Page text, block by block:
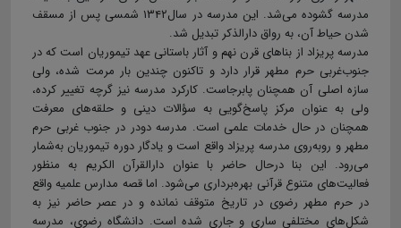
مدرسه گشوده می‌شد. این مدرسه در سال۱۳۴۲ شمسی پس از مسقف
شدن حیاط آن، به رواق دارالذکر تبدیل شد.
مدرسە پریزاد از بناهای قرن نهم و آثار باستانی عهد تیموریان است که در
جنوب‌غربی حرم مطهر قرار دارد و تاکنون چندین بار مرمت شده، ولی
سازە اصلی آن همچنان پابرجاست. کارکرد مدرسه نیز گرچه تغییر کرده،
ولی به عنوان مرکز پاسخ‌گویی به سؤالات دینی و حلقه‌های معرفت
همچنان در حال خدمات علمی است. مدرسە دودر در جنوب غربی حرم
مطهر و روبه‌روی مدرسە پریزاد واقع است و یادگار دورە تیموریان به‌شمار
می‌رود. این بنا درحال حاضر با عنوان دارالقرآن الکریم به منظور
فعالیت‌های متنوع قرآنی بهره‌برداری می‌شود. اما قصه مدارس علمیه واقع
در حرم مطهر رضوی در تاریخ متوقف نمانده و در عصر حاضر نیز به
شکل‌های مختلفی ساری و جاری شده است. دانشگاه رضوی، مدرسه